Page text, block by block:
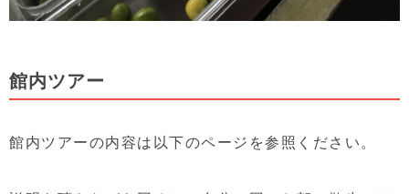
館内ツアー
館内ツアーの内容は以下のページを参照ください。